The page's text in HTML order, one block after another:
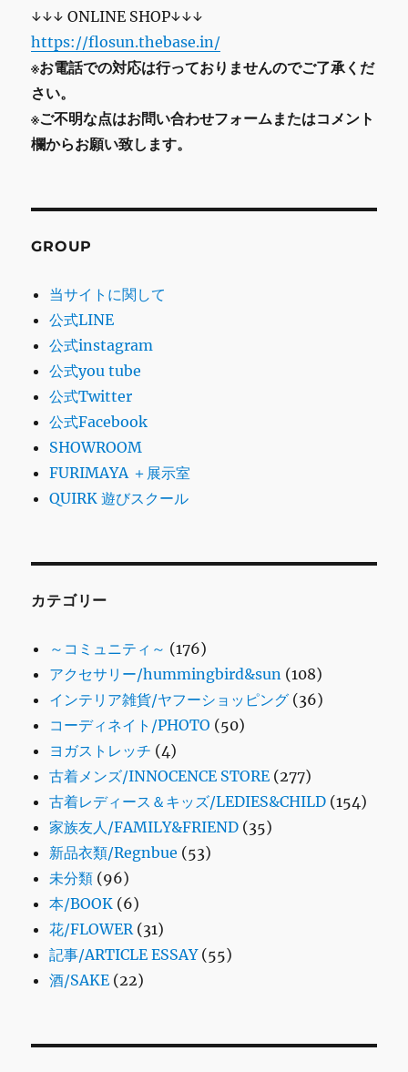
↓↓↓ ONLINE SHOP↓↓↓
https://flosun.thebase.in/
※お電話での対応は行っておりませんのでご了承くだ
さい。
※ご不明な点はお問い合わせフォームまたはコメント
欄からお願い致します。
GROUP
当サイトに関して
公式LINE
公式instagram
公式you tube
公式Twitter
公式Facebook
SHOWROOM
FURIMAYA ＋展示室
QUIRK 遊びスクール
カテゴリー
～コミュニティ～ (176)
アクセサリー/hummingbird&sun (108)
インテリア雑貨/ヤフーショッピング (36)
コーディネイト/PHOTO (50)
ヨガストレッチ (4)
古着メンズ/INNOCENCE STORE (277)
古着レディース＆キッズ/LEDIES&CHILD (154)
家族友人/FAMILY&FRIEND (35)
新品衣類/Regnbue (53)
未分類 (96)
本/BOOK (6)
花/FLOWER (31)
記事/ARTICLE ESSAY(55)
酒/SAKE (22)